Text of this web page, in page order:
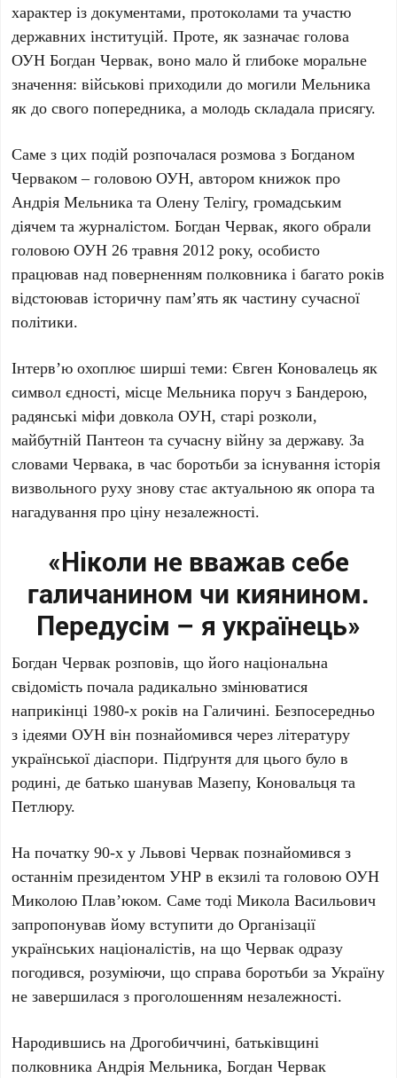
характер із документами, протоколами та участю
державних інституцій. Проте, як зазначає голова
ОУНБогдан Червак, воно мало й глибоке моральне
значення: військові приходили до могили Мельника
як до свого попередника, а молодь складала присягу.
Саме з цих подій розпочалася розмова зБогданом
Черваком– головою ОУН, автором книжок про
Андрія Мельника таОлену Телігу, громадським
діячем та журналістом.Богдан Червак, якого обрали
головою ОУН26 травня 2012 року, особисто
працював над поверненням полковника і багато років
відстоював історичну пам’ять як частину сучасної
політики.
Інтерв’ю охоплює ширші теми:Євген Коновалець як
символ єдності, місце Мельника поруч зБандерою,
радянські міфи довкола ОУН, старі розколи,
майбутній Пантеон та сучасну війну за державу. За
словамиЧервака, в час боротьби за існування історія
визвольного руху знову стає актуальною як опора та
нагадування про ціну незалежності.
«Ніколи не вважав себе
галичанином чи киянином.
Передусім – я українець»
Богдан Червак розповів, що його національна
свідомість почала радикально змінюватися
наприкінці 1980-х років наГаличині. Безпосередньо
з ідеями ОУН він познайомився через літературу
української діаспори. Підґрунтя для цього було в
родині, де батько шанувавМазепу,Коновальця та
Петлюру.
На початку90-х уЛьвові Червак познайомився з
останнім президентом УНР в екзилі та головою ОУН
Миколою Плав’юком. Саме тодіМикола Васильович
запропонував йому вступити до Організації
українських націоналістів, на щоЧервак одразу
погодився, розуміючи, що справа боротьби за Україну
не завершилася з проголошенням незалежності.
Народившись наДрогобиччині, батьківщині
полковникаАндрія Мельника,Богдан Червак